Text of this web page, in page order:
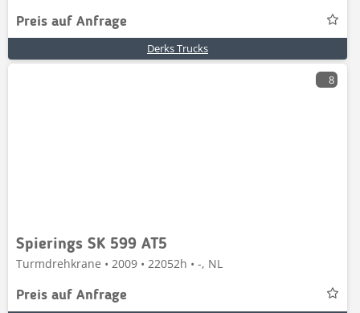
Preis auf Anfrage
Derks Trucks
8
Spierings SK 599 AT5
Turmdrehkrane • 2009 • 22052h • -, NL
Preis auf Anfrage